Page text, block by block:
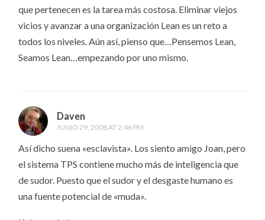
que pertenecen es la tarea más costosa. Eliminar viejos
vicios y avanzar a una organización Lean es un reto a
todos los niveles. Aún así, pienso que…Pensemos Lean,
Seamos Lean…empezando por uno mismo.
Daven
JUNIO 29, 2008 AT 2:46 PM
Así dicho suena «esclavista». Los siento amigo Joan, pero
el sistema TPS contiene mucho más de inteligencia que
de sudor. Puesto que el sudor y el desgaste humano es
una fuente potencial de «muda».